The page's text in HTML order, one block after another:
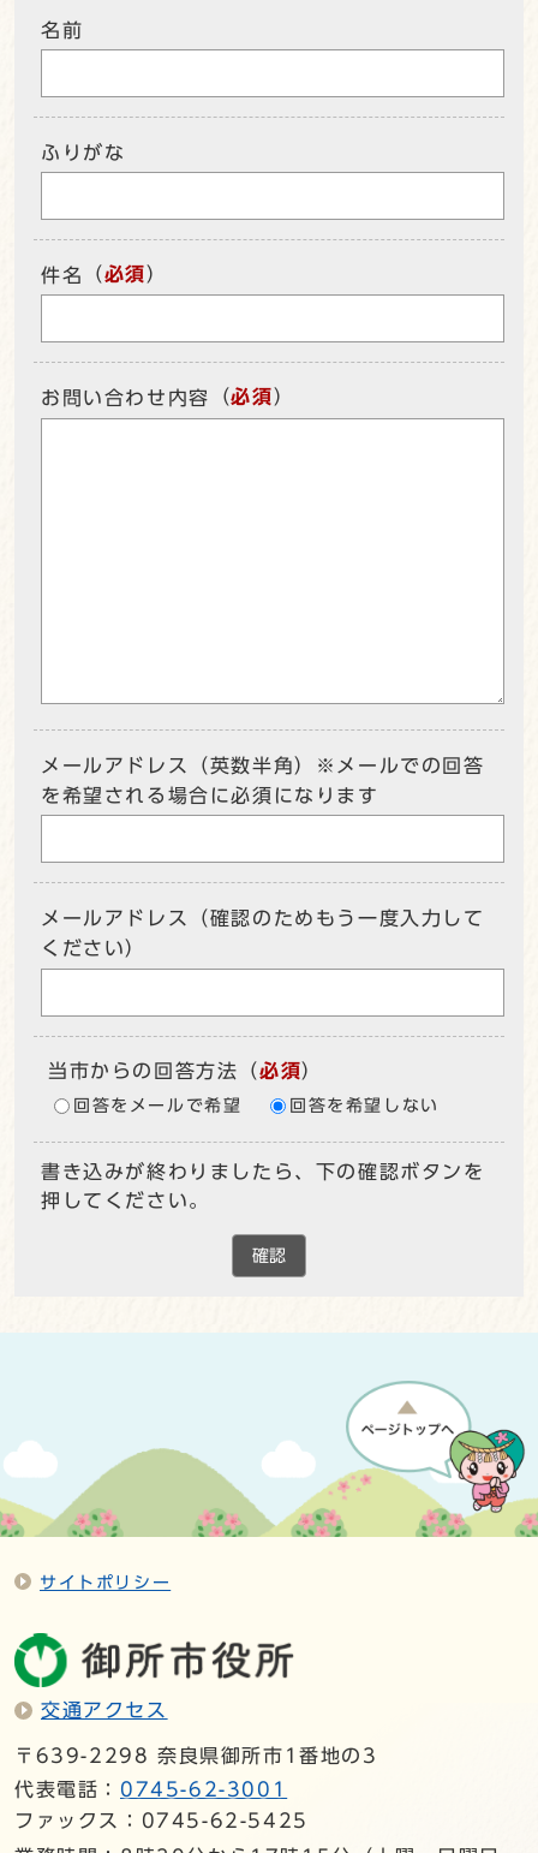
名前
ふりがな
件名 （必須）
お問い合わせ内容 （必須）
メールアドレス（英数半角）※メールでの回答
を希望される場合に必須になります
メールアドレス（確認のためもう一度入力して
ください）
当市からの回答方法 （必須）
回答をメールで希望 回答を希望しない
書き込みが終わりましたら、下の確認ボタンを
押してください。
確認
サイトポリシー
交通アクセス
〒639-2298 奈良県御所市1番地の3
代表電話： 0745-62-3001
ファックス：0745-62-5425